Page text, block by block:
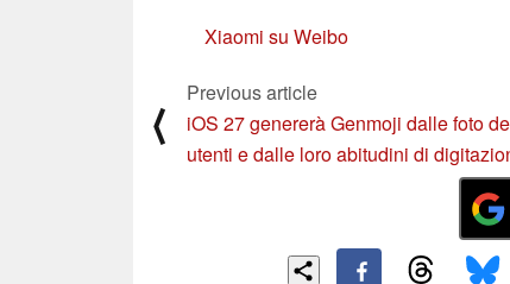
Xiaomi su Weibo
⟨
Previous article
iOS 27 genererà Genmoji dalle foto
utenti e dalle loro abitudini di